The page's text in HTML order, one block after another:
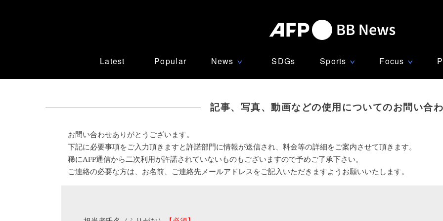
Latest Popular News ∨ SDGs Sports ∨ Focus ∨
記事、写真、動画などの使用についてのお問い合
お問い合わせありがとうございます。
下記に必要事項をご入力頂きますと許諾部門に情報が送信され、料金等の詳細をご案内させて頂きます。
稀にAFP通信から二次利用が許諾されていないものもございますので予めご了承下さい。
ご連絡の必要な方は、お名前、ご連絡先メールアドレスをご記入いただきますようお願いいたします。